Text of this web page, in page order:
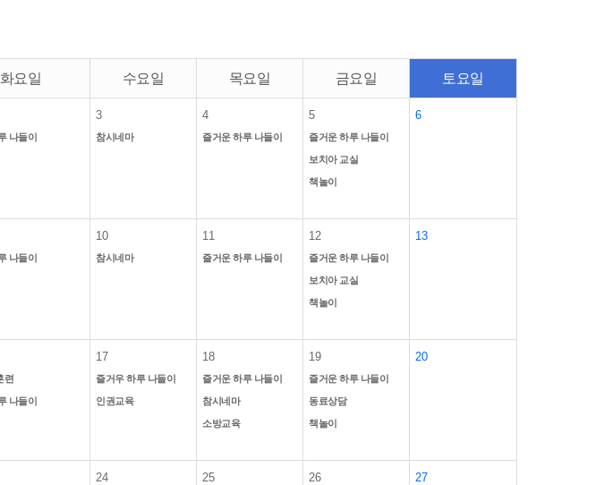
화요일 수요일 목요일 금요일 토요일
나들이
3
참시네마
4
즐거운 하루 나들이
5
즐거운 하루 나들이
보치아 교실
책놀이
6
나들이
10
참시네마
11
즐거운 하루 나들이
12
즐거운 하루 나들이
보치아 교실
책놀이
13
련
나들이
17
즐거우 하루 나들이
인권교육
18
즐거운 하루 나들이
참시네마
소방교육
19
즐거운 하루 나들이
동료상담
책놀이
20
24 25 26 27